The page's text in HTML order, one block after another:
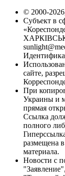
© 2000-
Субъект в
сайте,
При
Украины и
прямая
Ссылка
полного
размещена
материала.
Новости с